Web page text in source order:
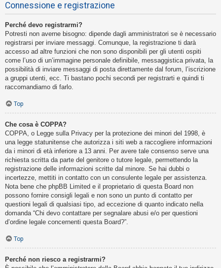
Connessione e registrazione
Perché devo registrarmi?
Potresti non averne bisogno: dipende dagli amministratori se è necessario
registrarsi per inviare messaggi. Comunque, la registrazione ti darà
accesso ad altre funzioni che non sono disponibili per gli utenti ospiti
come l’uso di un’immagine personale definibile, messaggistica privata, la
possibilità di inviare messaggi di posta direttamente dal forum, l’iscrizione
a gruppi utenti, ecc. Ti bastano pochi secondi per registrarti e quindi ti
raccomandiamo di farlo.
Top
Che cosa è COPPA?
COPPA, o Legge sulla Privacy per la protezione dei minori del 1998, è
una legge statunitense che autorizza i siti web a raccogliere informazioni
da i minori di età inferiore a 13 anni. Per avere tale consenso serve una
richiesta scritta da parte del genitore o tutore legale, permettendo la
registrazione delle informazioni scritte dal minore. Se hai dubbi o
incertezze, mettiti in contatto con un consulente legale per assistenza.
Nota bene che phpBB Limited e il proprietario di questa Board non
possono fornire consigli legali e non sono un punto di contatto per
questioni legali di qualsiasi tipo, ad eccezione di quanto indicato nella
domanda “Chi devo contattare per segnalare abusi e/o per questioni
d’ordine legale concernenti questa Board?”.
Top
Perché non riesco a registrarmi?